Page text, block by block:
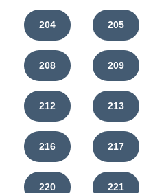
204 205
208 209
212 213
216 217
220 221